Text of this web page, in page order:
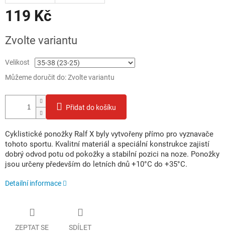
119 Kč
cena:
Zvolte variantu
Velikost
Můžeme doručit do:Zvolte variantu
Přidat do košíku
Cyklistické ponožky Ralf X byly vytvořeny přímo pro vyznavače
tohoto sportu. Kvalitní materiál a speciální konstrukce zajistí
dobrý odvod potu od pokožky a stabilní pozici na noze. Ponožky
jsou určeny především do letních dnů +10°C do +35°C.
Detailní informace
ZEPTAT SE SDÍLET